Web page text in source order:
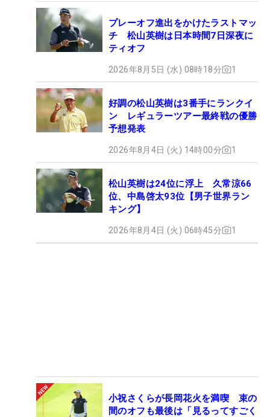
プレーオフ進出をかけたラストマッ
チ 松山英樹は日本時間7日深夜に
ティオフ
2026年8月5日 (水) 08時18分 1
好調の松山英樹は3番手にランクイ
ン レギュラーツアー最終戦の優勝
予想発表
2026年8月4日 (火) 14時00分 1
松山英樹は24位に浮上 久常涼66
位、中島啓太93位【男子世界ラン
キング】
2026年8月4日 (火) 06時45分 1
小祝さくらが長岡花火を満喫 束の
間のオフも最後は「見るってすごく